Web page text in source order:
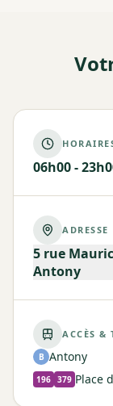
06h00 -
ADRESSE
5 rue
Antony
ACCÈS &
B Antony
196 379 Place